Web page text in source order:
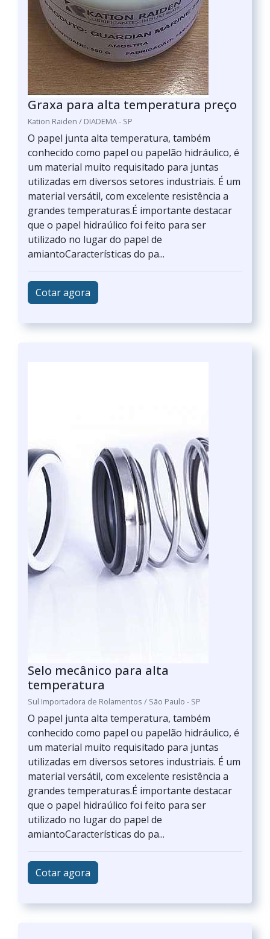
Graxa para alta temperatura preço
Kation Raiden / DIADEMA - SP
O papel junta alta temperatura, também
conhecido como papel ou papelão hidráulico, é
um material muito requisitado para juntas
utilizadas em diversos setores industriais. É um
material versátil, com excelente resistência a
grandes temperaturas.É importante destacar
que o papel hidraúlico foi feito para ser
utilizado no lugar do papel de
amiantoCaracterísticas do pa...
Cotar agora
Selo mecânico para alta
temperatura
Sul Importadora de Rolamentos / São Paulo - SP
O papel junta alta temperatura, também
conhecido como papel ou papelão hidráulico, é
um material muito requisitado para juntas
utilizadas em diversos setores industriais. É um
material versátil, com excelente resistência a
grandes temperaturas.É importante destacar
que o papel hidraúlico foi feito para ser
utilizado no lugar do papel de
amiantoCaracterísticas do pa...
Cotar agora